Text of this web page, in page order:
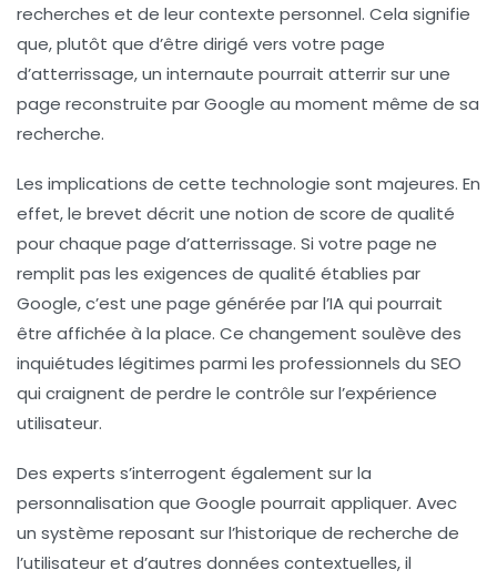
recherches et de leur contexte personnel. Cela signifie
que, plutôt que d’être dirigé vers votre page
d’atterrissage, un internaute pourrait atterrir sur une
page reconstruite par Google au moment même de sa
recherche.
Les implications de cette technologie sont majeures. En
effet, le brevet décrit une notion de score de qualité
pour chaque page d’atterrissage. Si votre page ne
remplit pas les exigences de qualité établies par
Google, c’est une page générée par l’IA qui pourrait
être affichée à la place. Ce changement soulève des
inquiétudes légitimes parmi les professionnels du SEO
qui craignent de perdre le contrôle sur l’expérience
utilisateur.
Des experts s’interrogent également sur la
personnalisation que Google pourrait appliquer. Avec
un système reposant sur l’historique de recherche de
l’utilisateur et d’autres données contextuelles, il